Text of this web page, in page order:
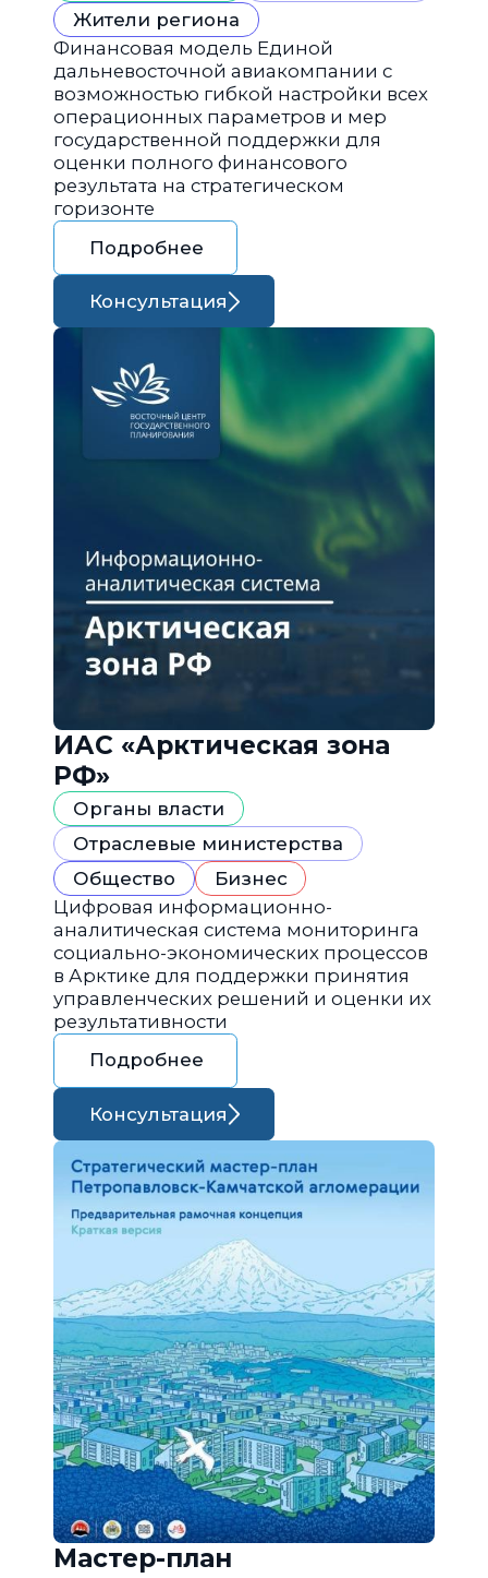
Жители региона
Финансовая модель Единой
дальневосточной авиакомпании с
возможностью гибкой настройки всех
операционных параметров и мер
государственной поддержки для
оценки полного финансового
результата на стратегическом
горизонте
Подробнее
Консультация
ИАС «Арктическая зона
РФ»
Органы власти
Отраслевые министерства
Общество
Бизнес
Цифровая информационно-
аналитическая система мониторинга
социально-экономических процессов
в Арктике для поддержки принятия
управленческих решений и оценки их
результативности
Подробнее
Консультация
Мастер-план